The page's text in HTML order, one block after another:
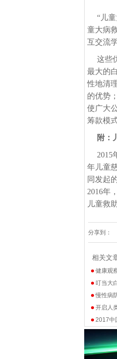
“儿
童大病
互交流
这些
最大的
性地清
的优势
使广大
筹款模
附：
2015
年儿童
同发起
2016年
儿童救
分享到：
相关文
健康观
叮当大
慢性病
开启人
2017中